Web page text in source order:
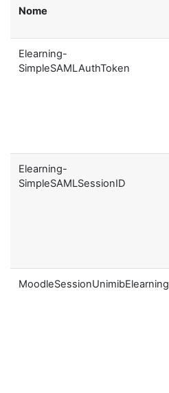
Nome
Elearning-
SimpleSAMLAuthToken
Elearning-
SimpleSAMLSessionID
MoodleSessionUnimibElearning